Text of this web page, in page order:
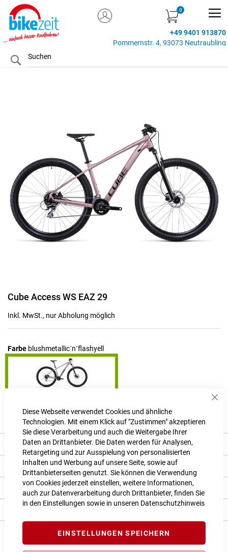
Diese Webseite verwendet Cookies und ähnliche
Technologien. Mit einem Klick auf "Zustimmen" akzeptieren
Sie diese Verarbeitung und auch die Weitergabe Ihrer
Daten an Drittanbieter. Die Daten werden für Analysen,
Retargeting und zur Ausspielung von personalisierten
Inhalten und Werbung auf unsere Seite, sowie auf
Drittanbieterseiten genutzt. Sie können die Verwendung
von Cookies jederzeit einstellen, weitere Informationen,
auch zur Datenverarbeitung durch Drittanbieter, finden Sie
in den Einstellungen sowie in unseren Datenschutzhinweis
EINSTELLUNGEN SPEICHERN
MEIN KONTO
+49 9401 913870
Pommernstr. 4, 93073 Neutraubling
Search
Zum
der
Cube Access WS EAZ 29
Inkl. MwSt., nur Abholung möglich
Farbe blushmetallic´n´flashyell
Beschreibung
Produkt Details
Bewertungen
Angaben zur Produktsicherheit